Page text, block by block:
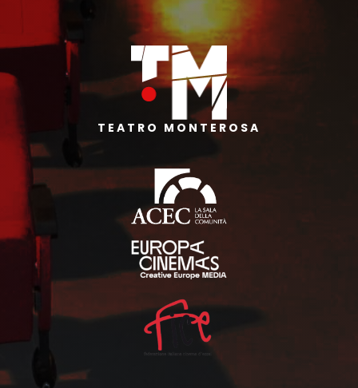
TEATRO MONTEROSA